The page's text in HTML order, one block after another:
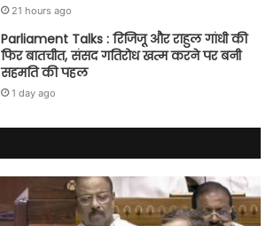
21 hours ago
Parliament Talks : रिजिजू और राहुल गांधी की
फिर बातचीत, संसद गतिरोध खत्म करने पर बनी
सहमति की पहल
1 day ago